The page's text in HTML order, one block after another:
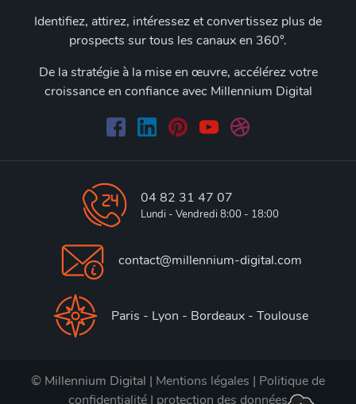
Identifiez, attirez, intéressez et convertissez plus de
prospects sur tous les canaux en 360°.
De la stratégie à la mise en œuvre, accélérez votre
croissance en confiance avec Millennium Digital
04 82 31 47 07
Lundi - Vendredi 8:00 - 18:00
contact@millennium-digital.com
Paris - Lyon - Bordeaux - Toulouse
© Millennium Digital | Mentions légales | Politique de
confidentialité | protection des données